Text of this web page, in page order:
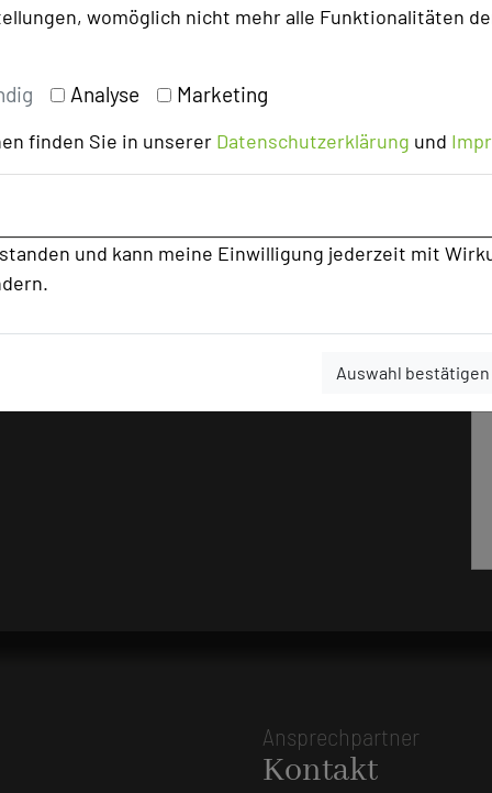
womöglich nicht mehr alle Funktionalitäten
Analyse Marketing
finden Sie in unserer Datenschutzerklärung und
und kann meine Einwilligung jederzeit mit
Auswahl bestätigen
sehr sehr gern ein individuelles
den Gänsebraten einfach als
weihnacht
content/uploa
Ansprechpartner
Kontakt